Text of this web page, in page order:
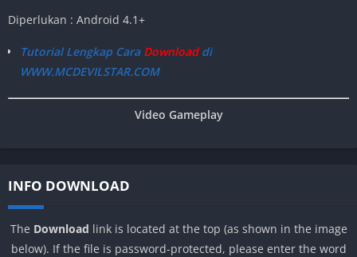
Diperlukan : Android 4.1+
Tutorial Lengkap CaraDownloaddi
WWW.MCDEVILSTAR.COM
Video Gameplay
INFO DOWNLOAD
The Download link is located at the top (as shown in the image
below). If the file is password-protected, please enter the word